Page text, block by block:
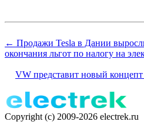
← Продажи Tesla в Дании
окончания льгот по налогу на
VW представит новый
Copyright (c) 2009-2026 electrek.ru